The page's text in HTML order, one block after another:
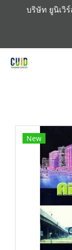
บริษัท ยูนิเวิ
New